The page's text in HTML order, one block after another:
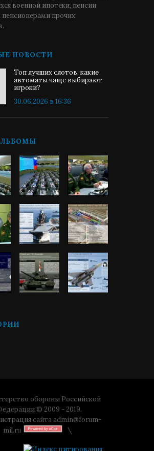
военной ипотеки, пенсии
прочих
НОВОСТИ
Топ лучших слотов: какие
автоматы чаще выбирают
игроки?
30.06.2026 в 16:36
обороны Российской
© 2009 - 2019.
сайта admin@forum-
mil.ru